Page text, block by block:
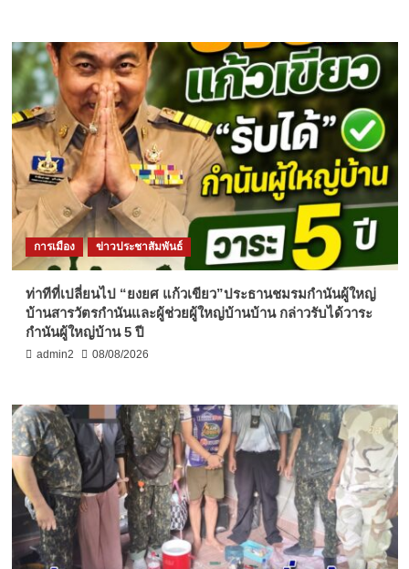
การเมือง ข่าวประชาสัมพันธ์
ท่าทีที่เปลี่ยนไป “ยงยศ แก้วเขียว”ประธานชมรมกำนันผู้ใหญ่
บ้านสารวัตรกำนันและผู้ช่วยผู้ใหญ่บ้านบ้าน กล่าวรับได้วาระ
กำนันผู้ใหญ่บ้าน 5 ปี
admin2 08/08/2026